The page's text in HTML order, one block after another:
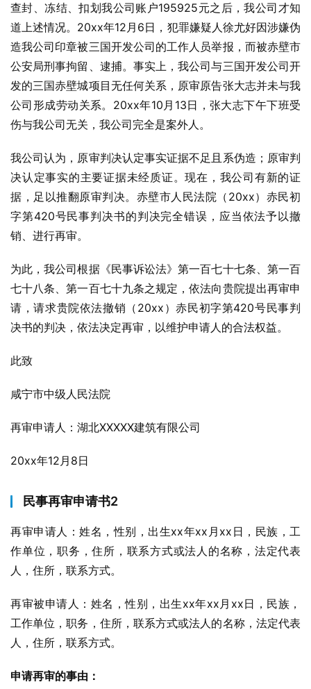
查封、冻结、扣划我公司账户195925元之后，我公司才知
道上述情况。20xx年12月6日，犯罪嫌疑人徐尤好因涉嫌伪
造我公司印章被三国开发公司的工作人员举报，而被赤壁市
公安局刑事拘留、逮捕。事实上，我公司与三国开发公司开
发的三国赤壁城项目无任何关系，原审原告张大志并未与我
公司形成劳动关系。20xx年10月13日，张大志下午下班受
伤与我公司无关，我公司完全是案外人。
我公司认为，原审判决认定事实证据不足且系伪造；原审判
决认定事实的主要证据未经质证。现在，我公司有新的证
据，足以推翻原审判决。赤壁市人民法院（20xx）赤民初
字第420号民事判决书的判决完全错误，应当依法予以撤
销、进行再审。
为此，我公司根据《民事诉讼法》第一百七十七条、第一百
七十八条、第一百七十九条之规定，依法向贵院提出再审申
请，请求贵院依法撤销（20xx）赤民初字第420号民事判
决书的判决，依法决定再审，以维护申请人的合法权益。
此致
咸宁市中级人民法院
再审申请人：湖北XXXXX建筑有限公司
20xx年12月8日
民事再审申请书2
再审申请人：姓名，性别，出生xx年xx月xx日，民族，工
作单位，职务，住所，联系方式或法人的名称，法定代表
人，住所，联系方式。
再审被申请人：姓名，性别，出生xx年xx月xx日，民族，
工作单位，职务，住所，联系方式或法人的名称，法定代表
人，住所，联系方式。
申请再审的事由：